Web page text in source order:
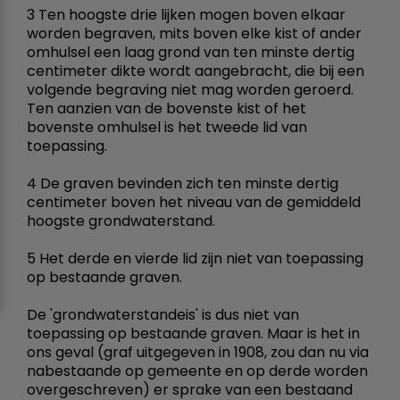
3 Ten hoogste drie lijken mogen boven elkaar
worden begraven, mits boven elke kist of ander
omhulsel een laag grond van ten minste dertig
centimeter dikte wordt aangebracht, die bij een
volgende begraving niet mag worden geroerd.
Ten aanzien van de bovenste kist of het
bovenste omhulsel is het tweede lid van
toepassing.
4 De graven bevinden zich ten minste dertig
centimeter boven het niveau van de gemiddeld
hoogste grondwaterstand.
5 Het derde en vierde lid zijn niet van toepassing
op bestaande graven.
De 'grondwaterstandeis' is dus niet van
toepassing op bestaande graven. Maar is het in
ons geval (graf uitgegeven in 1908, zou dan nu via
nabestaande op gemeente en op derde worden
overgeschreven) er sprake van een bestaand